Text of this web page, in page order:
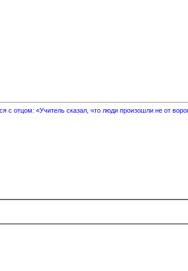
отцом: «Учитель сказал, что люди произошли не от